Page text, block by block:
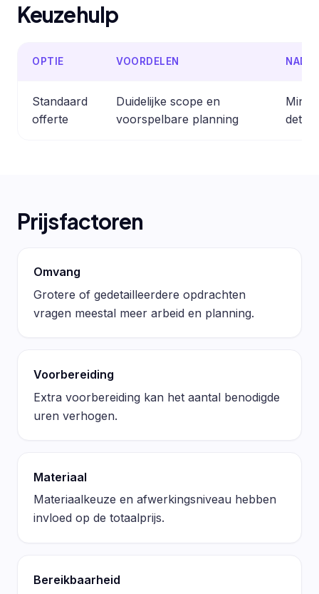
Keuzehulp
OPTIE VOORDELEN
Standaard
offerte
Duidelijke scope en
voorspelbare planning
Prijsfactoren
Omvang
Grotere of gedetailleerdere opdrachten
vragen meestal meer arbeid en planning.
Voorbereiding
Extra voorbereiding kan het aantal benodigde
uren verhogen.
Materiaal
Materiaalkeuze en afwerkingsniveau hebben
invloed op de totaalprijs.
Bereikbaarheid